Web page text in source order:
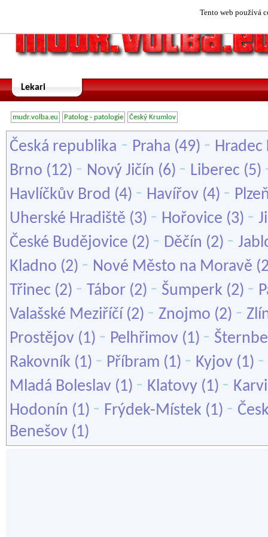
Tento web používá
Lekari
mudr.volba.eu Patolog - patologie Český Krumlov
Česká republika - Praha (49) - Hradec
Brno (12) - Nový Jičín (6) - Liberec (5)
Havlíčkův Brod (4) - Havířov (4) -
Uherské Hradiště (3) - Hořovice (3) -
České Budějovice (2) - Děčín (2) -
Kladno (2) - Nové Město na Moravě
Třinec (2) - Tábor (2) - Šumperk (2) -
Valašské Meziříčí (2) - Znojmo (2) -
Prostějov (1) - Pelhřimov (1) -
Rakovník (1) - Příbram (1) - Kyjov (1) -
Mladá Boleslav (1) - Klatovy (1) -
Hodonín (1) - Frýdek-Místek (1) -
Benešov (1)